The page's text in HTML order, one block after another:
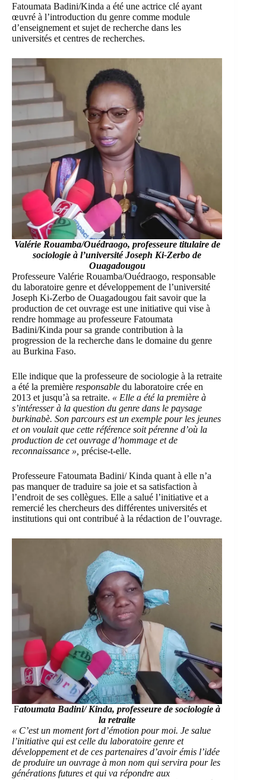
Fatoumata Badini/Kinda a été une actrice clé ayant
œuvré à l’introduction du genre comme module
d’enseignement et sujet de recherche dans les
universités et centres de recherches.
Valérie Rouamba/Ouédraogo, professeure titulaire de
sociologie à l’université Joseph Ki-Zerbo de
Ouagadougou
Professeure Valérie Rouamba/Ouédraogo, responsable
du laboratoire genre et développement de l’université
Joseph Ki-Zerbo de Ouagadougou fait savoir que la
production de cet ouvrage est une initiative qui vise à
rendre hommage au professeure Fatoumata
Badini/Kinda pour sa grande contribution à la
progression de la recherche dans le domaine du genre
au Burkina Faso.
Elle indique que la professeure de sociologie à la retraite
a été la première responsable du laboratoire crée en
2013 et jusqu’à sa retraite. « Elle a été la première à
s’intéresser à la question du genre dans le paysage
burkinabè. Son parcours est un exemple pour les jeunes
et on voulait que cette référence soit pérenne d’où la
production de cet ouvrage d’hommage et de
reconnaissance », précise-t-elle.
Professeure Fatoumata Badini/ Kinda quant à elle n’a
pas manquer de traduire sa joie et sa satisfaction à
l’endroit de ses collègues. Elle a salué l’initiative et a
remercié les chercheurs des différentes universités et
institutions qui ont contribué à la rédaction de l’ouvrage.
Fatoumata Badini/ Kinda, professeure de sociologie à
la retraite
« C’est un moment fort d’émotion pour moi. Je salue
l’initiative qui est celle du laboratoire genre et
développement et de ces partenaires d’avoir émis l’idée
de produire un ouvrage à mon nom qui servira pour les
générations futures et qui va répondre aux